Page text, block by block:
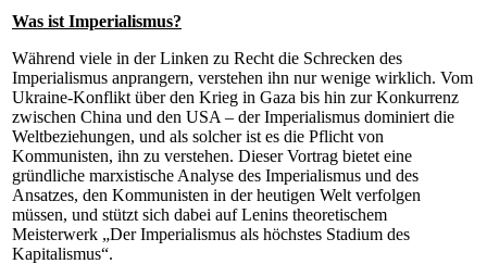
Was ist Imperialismus?
Während viele in der Linken zu Recht die Schrecken des
Imperialismus anprangern, verstehen ihn nur wenige wirklich. Vom
Ukraine-Konflikt über den Krieg in Gaza bis hin zur Konkurrenz
zwischen China und den USA – der Imperialismus dominiert die
Weltbeziehungen, und als solcher ist es die Pflicht von
Kommunisten, ihn zu verstehen. Dieser Vortrag bietet eine
gründliche marxistische Analyse des Imperialismus und des
Ansatzes, den Kommunisten in der heutigen Welt verfolgen
müssen, und stützt sich dabei auf Lenins theoretischem
Meisterwerk „Der Imperialismus als höchstes Stadium des
Kapitalismus“.